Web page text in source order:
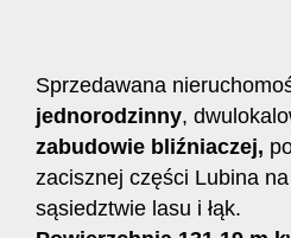
Sprzedawana
jednorodzinny,
zabudowie bliźniaczej,
zacisznej części Lubina
sąsiedztwie lasu i łąk.